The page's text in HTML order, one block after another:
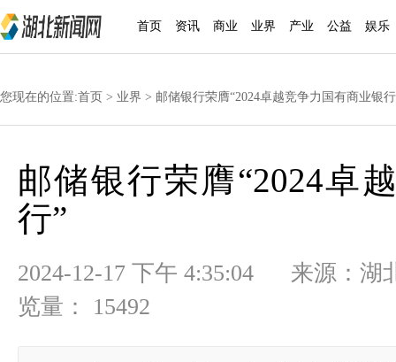
首页 资讯 商业 业界 产业 公益 娱乐
您现在的位置:首页 > 业界 > 邮储银行荣膺“2024卓越竞争力国有商业银
邮储银行荣膺“2024卓
行”
2024-12-17 下午 4:35:04 来源：
览量： 15492